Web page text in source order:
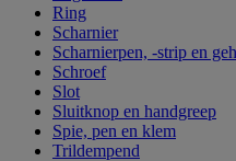
Ring
Scharnier
Scharnierpen, -strip en
Schroef
Slot
Sluitknop en handgreep
Spie, pen en klem
Trildempend